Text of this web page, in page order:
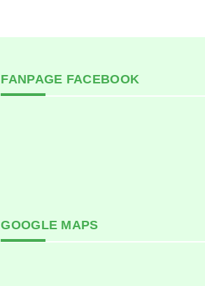
FANPAGE FACEBOOK
GOOGLE MAPS